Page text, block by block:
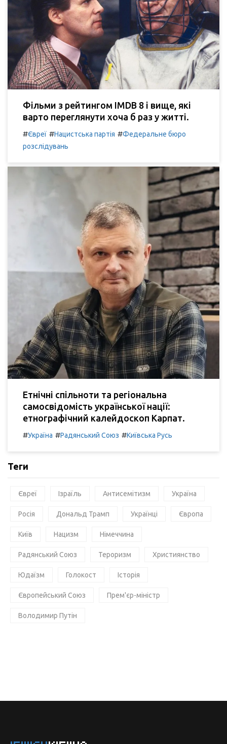
Фільми з рейтингом IMDB 8 і вище, які
варто переглянути хоча б раз у житті.
#Євреї #Нацистська партія #Федеральне бюро
розслідувань
Етнічні спільноти та регіональна
самосвідомість української нації:
етнографічний калейдоскоп Карпат.
#Україна #Радянський Союз #Київська Русь
Теги
Євреї Ізраїль Антисемітизм Україна
Росія Дональд Трамп Українці Європа
Київ Нацизм Німеччина
Радянський Союз Тероризм Християнство
Юдаїзм Голокост Історія
Європейський Союз Прем'єр-міністр
Володимир Путін